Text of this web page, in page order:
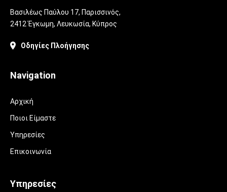
Βασιλέως Παύλου 17, Παρισσινός,
2412 Έγκωμη, Λευκωσία, Κύπρος
Οδηγίες Πλοήγησης
Navigation
Αρχική
Ποιοι Είμαστε
Υπηρεσίες
Επικοινωνία
Υπηρεσίες